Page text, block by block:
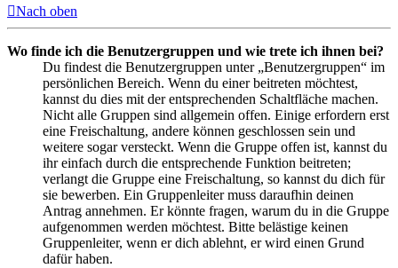
Nach oben
Wo finde ich die Benutzergruppen und wie trete ich ihnen bei?
Du findest die Benutzergruppen unter „Benutzergruppen“ im
persönlichen Bereich. Wenn du einer beitreten möchtest,
kannst du dies mit der entsprechenden Schaltfläche machen.
Nicht alle Gruppen sind allgemein offen. Einige erfordern erst
eine Freischaltung, andere können geschlossen sein und
weitere sogar versteckt. Wenn die Gruppe offen ist, kannst du
ihr einfach durch die entsprechende Funktion beitreten;
verlangt die Gruppe eine Freischaltung, so kannst du dich für
sie bewerben. Ein Gruppenleiter muss daraufhin deinen
Antrag annehmen. Er könnte fragen, warum du in die Gruppe
aufgenommen werden möchtest. Bitte belästige keinen
Gruppenleiter, wenn er dich ablehnt, er wird einen Grund
dafür haben.